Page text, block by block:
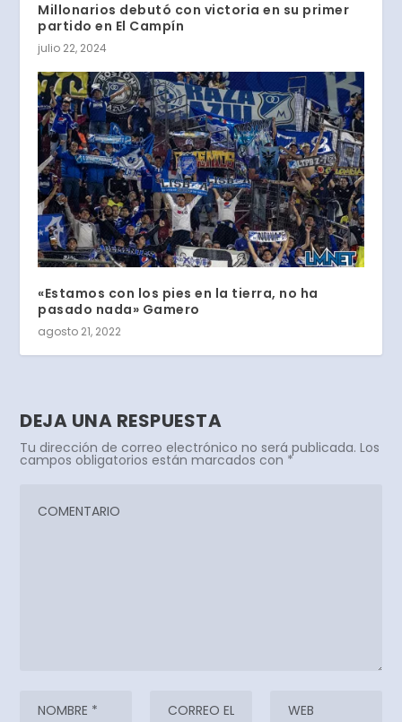
Millonarios debutó con victoria en su primer
partido en El Campín
julio 22, 2024
«Estamos con los pies en la tierra, no ha
pasado nada» Gamero
agosto 21, 2022
DEJA UNA RESPUESTA
Tu dirección de correo electrónico no será publicada. Los
campos obligatorios están marcados con *